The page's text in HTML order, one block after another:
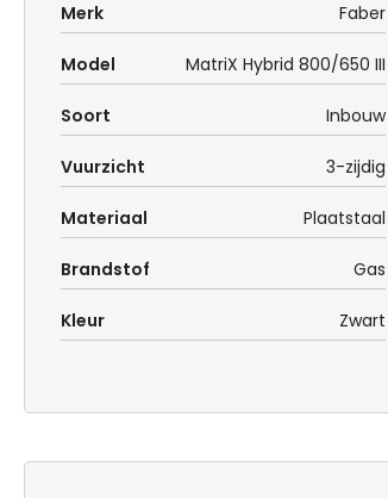
Merk Faber
Model MatriX Hybrid 800/650 III
Soort Inbouw
Vuurzicht 3-zijdig
Materiaal Plaatstaal
Brandstof Gas
Kleur Zwart